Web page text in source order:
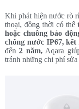
Khi phát hiện nước rò
thoại, đồng thời có thể
hoặc chuông báo
chống nước IP67, kết
đến2 năm,Aqara
tránh những chi phí